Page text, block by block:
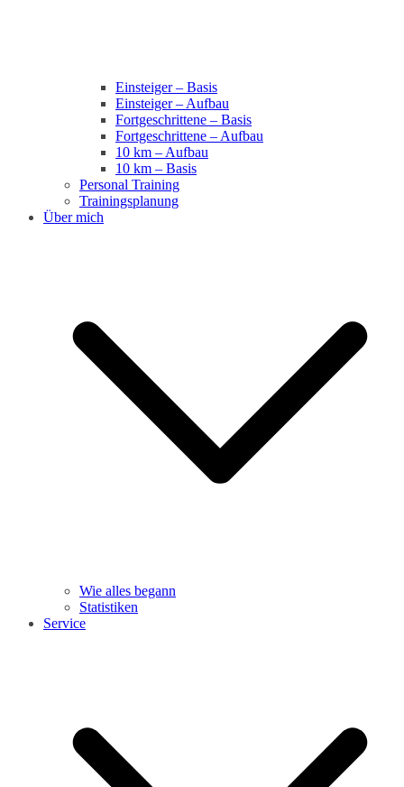
Einsteiger – Basis
Einsteiger – Aufbau
Fortgeschrittene – Basis
Fortgeschrittene – Aufbau
10 km – Aufbau
10 km – Basis
Personal Training
Trainingsplanung
Über mich
Wie alles begann
Statistiken
Service